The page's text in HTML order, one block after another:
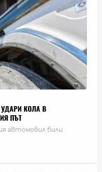
КОЛА В
ПЪТ
автомобил били